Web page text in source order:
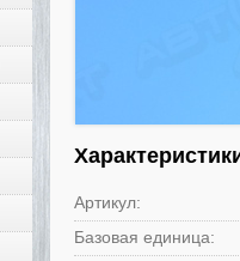
Артикул:
Базовая единица: